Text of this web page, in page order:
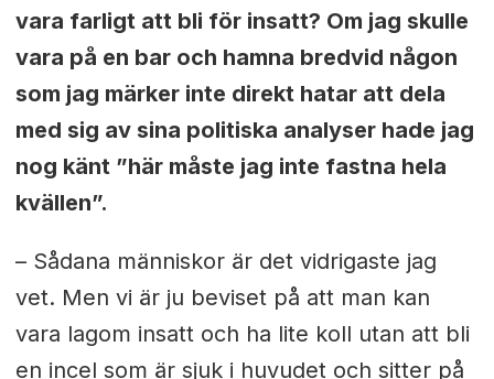
vara farligt att bli för insatt? Om jag skulle
vara på en bar och hamna bredvid någon
som jag märker inte direkt hatar att dela
med sig av sina politiska analyser hade jag
nog känt ”här måste jag inte fastna hela
kvällen”.
– Sådana människor är det vidrigaste jag
vet. Men vi är ju beviset på att man kan
vara lagom insatt och ha lite koll utan att bli
en incel som är sjuk i huvudet och sitter på